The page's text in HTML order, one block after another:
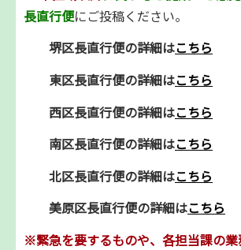
長直行便にご投稿ください。
堺区長直行便の詳細はこちら
東区長直行便の詳細はこちら
西区長直行便の詳細はこちら
南区長直行便の詳細はこちら
北区長直行便の詳細はこちら
美原区長直行便の詳細はこちら
※緊急を要するものや、各担当課の